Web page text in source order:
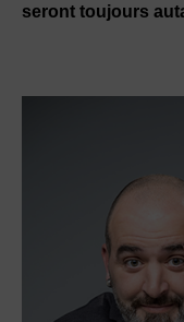
seront toujours